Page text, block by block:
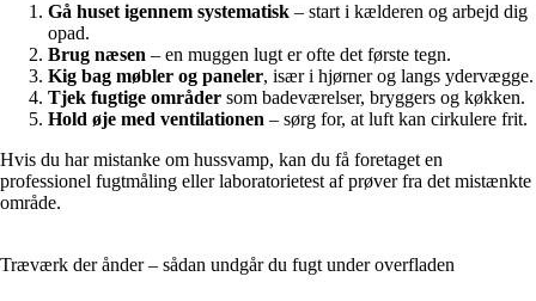
Gå huset igennem systematisk – start i kælderen og arbejd dig
opad.
Brug næsen – en muggen lugt er ofte det første tegn.
Kig bag møbler og paneler, især i hjørner og langs ydervægge.
Tjek fugtige områder som badeværelser, bryggers og køkken.
Hold øje med ventilationen – sørg for, at luft kan cirkulere frit.
Hvis du har mistanke om hussvamp, kan du få foretaget en
professionel fugtmåling eller laboratorietest af prøver fra det mistænkte
område.
Træværk der ånder – sådan undgår du fugt under overfladen